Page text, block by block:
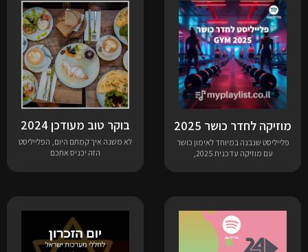
מוזיקה לחדר כושר 2025
פלייליסט שנבנה במיוחד לאימון כושר
עם מוזיקה עדכנית 2025,
בוקר טוב מעודכן 2024
לא משנה איך קמתם היום, הפלייליסט
הזה יכניס אתכם